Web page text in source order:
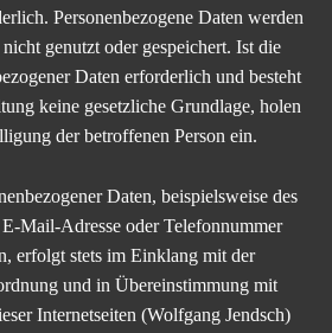
Personenbezogene Daten werden
genutzt oder gespeichert. Ist die
Daten erforderlich und besteht
keine gesetzliche Grundlage, holen
der betroffenen Person ein.
Daten, beispielsweise des
Mail-Adresse oder Telefonnummer
erfolgt stets im Einklang mit der
und in Übereinstimmung mit
Internetseiten (Wolfgang Jendsch)